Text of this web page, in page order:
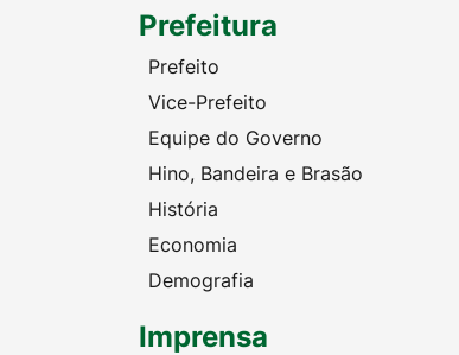
Prefeitura
Prefeito
Vice-Prefeito
Equipe do Governo
Hino, Bandeira e Brasão
História
Economia
Demografia
Imprensa